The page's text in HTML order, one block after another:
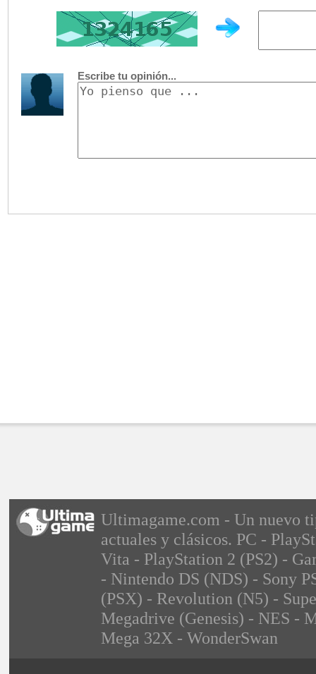
Escribe tu opinión...
Ultimagame.com - Un nuevo
actuales y clásicos. PC -
Vita - PlayStation 2 (PS2) -
- Nintendo DS (NDS) - Sony
(PSX) - Revolution (N5) -
Megadrive (Genesis) - NES -
Mega 32X - WonderSwan